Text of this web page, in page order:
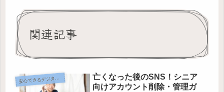
関連記事
安 心できるデジタル終活のヒント
亡くなった後のSNS！シニア
向けアカウント削除・管理ガ